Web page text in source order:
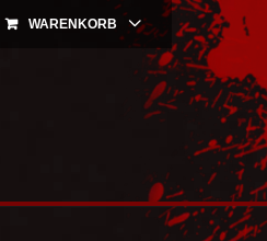
WARENKORB